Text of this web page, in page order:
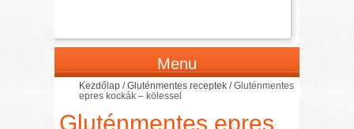
Menu
Kezdőlap /Gluténmentes receptek /Gluténmentes
epres kockák – kölessel
Gluténmentes epres